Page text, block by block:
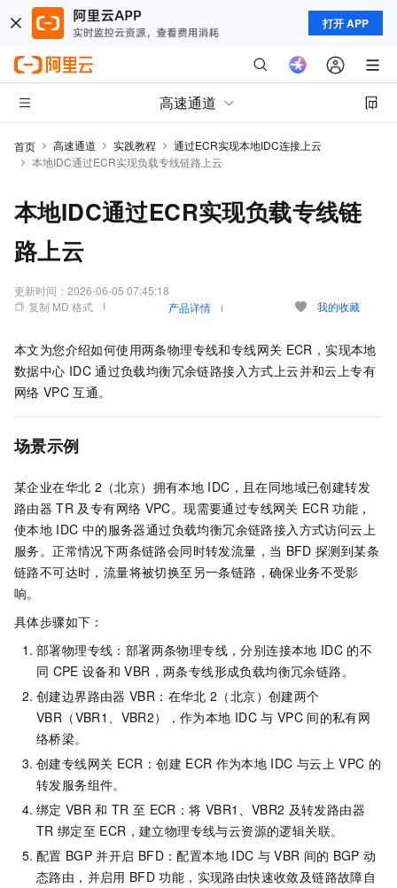
打开 APP
高速通道
首页 高速通道 实践教程
通过ECR实现本地IDC连接上云
本地IDC通过ECR实现负载专线链路上云
本地IDC通过ECR实现负载专线链
路上云
更新时间： 2026-06-05 07:45:18
复制 MD 格式
产品详情 我的收藏
本文为您介绍如何使用两条物理专线和专线网关 ECR，实现本地
数据中心 IDC 通过负载均衡冗余链路接入方式上云并和云上专有
网络 VPC 互通。
场景示例
某企业在华北 2（北京）拥有本地 IDC，且在同地域已创建转发
路由器 TR 及专有网络 VPC。现需要通过专线网关 ECR 功能，
使本地 IDC 中的服务器通过负载均衡冗余链路接入方式访问云上
服务。正常情况下两条链路会同时转发流量，当 BFD 探测到某条
链路不可达时，流量将被切换至另一条链路，确保业务不受影
响。
具体步骤如下：
部署物理专线：部署两条物理专线，分别连接本地 IDC 的不
同 CPE 设备和 VBR，两条专线形成负载均衡冗余链路。
创建边界路由器 VBR：在华北 2（北京）创建两个
VBR（VBR1、VBR2），作为本地 IDC 与 VPC 间的私有网
络桥梁。
创建专线网关 ECR：创建 ECR 作为本地 IDC 与云上 VPC 的
转发服务组件。
绑定 VBR 和 TR 至 ECR：将 VBR1、VBR2 及转发路由器
TR 绑定至 ECR，建立物理专线与云资源的逻辑关联。
配置 BGP 并开启 BFD：配置本地 IDC 与 VBR 间的 BGP 动
态路由，并启用 BFD 功能，实现路由快速收敛及链路故障自